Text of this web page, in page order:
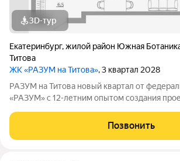
3D-тур
Екатеринбург,жилой район Южная
Титова
ЖК «РАЗУМ на Титова», 3 квартал 2028
РАЗУМ на Титова новый квартал от федерального девелопера
«РАЗУМ» с 12-летним опытом создания
Монтёрская, Титова и Смоленская. Квартал
районе создан по концепции
Позвонить